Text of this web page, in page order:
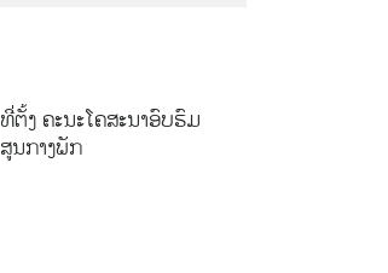
ທີ່ຕັ້ງ ຄະນະໂຄສະນາອົບຮົມ
ສູນກາງພັກ